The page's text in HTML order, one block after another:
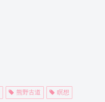
熊野古道 瞑想